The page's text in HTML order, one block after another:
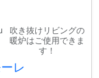
吹き抜けリビングの
暖炉はご使用できま
す！
レ